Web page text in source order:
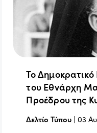
Το
του Εθνάρχη
Προέδρου της
Δελτίο Τύπου |03